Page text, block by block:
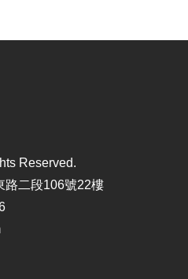
Reserved.
路二段106號22樓